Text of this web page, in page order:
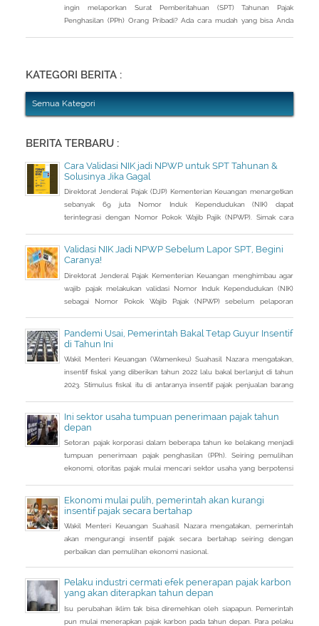
ingin melaporkan Surat Pemberitahuan (SPT) Tahunan Pajak
Penghasilan (PPh) Orang Pribadi? Ada cara mudah yang bisa Anda
suami atau istri
KATEGORI BERITA :
Semua Kategori
BERITA TERBARU :
Cara Validasi NIK jadi NPWP untuk SPT Tahunan &
Solusinya Jika Gagal
Direktorat Jenderal Pajak (DJP) Kementerian Keuangan menargetkan
sebanyak 69 juta Nomor Induk Kependudukan (NIK) dapat
terintegrasi dengan Nomor Pokok Wajib Pajik (NPWP). Simak cara
total target yang baru terintegrasi. Melalui integrasi, nantinya
pelayanan dapat lebih
Validasi NIK Jadi NPWP Sebelum Lapor SPT, Begini
Caranya!
Direktorat Jenderal Pajak Kementerian Keuangan menghimbau agar
wajib pajak melakukan validasi Nomor Induk Kependudukan (NIK)
sebagai Nomor Pokok Wajib Pajak (NPWP) sebelum pelaporan
112/PMK.03/2022. Dalam PMK yang menjadi aturan turunan Peraturan
Pandemi Usai, Pemerintah Bakal Tetap Guyur Insentif
di Tahun Ini
Wakil Menteri Keuangan (Wamenkeu) Suahasil Nazara mengatakan,
insentif fiskal yang diberikan tahun 2022 lalu bakal berlanjut di tahun
2023. Stimulus fiskal itu di antaranya insentif pajak penjualan barang
(PPN DTP) untuk sektor properti.
Ini sektor usaha tumpuan penerimaan pajak tahun
depan
Setoran pajak korporasi dalam beberapa tahun ke belakang menjadi
tumpuan penerimaan pajak penghasilan (PPh). Seiring pemulihan
ekonomi, otoritas pajak mulai mencari sektor usaha yang berpotensi
Ekonomi mulai pulih, pemerintah akan kurangi
insentif pajak secara bertahap
Wakil Menteri Keuangan Suahasil Nazara mengatakan, pemerintah
akan mengurangi insentif pajak secara bertahap seiring dengan
perbaikan dan pemulihan ekonomi nasional.
Pelaku industri cermati efek penerapan pajak karbon
yang akan diterapkan tahun depan
Isu perubahan iklim tak bisa diremehkan oleh siapapun. Pemerintah
pun mulai menerapkan pajak karbon pada tahun depan. Para pelaku